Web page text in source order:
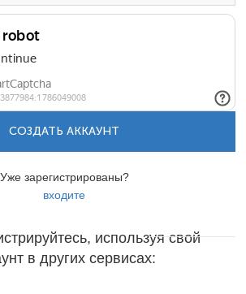
СОЗДАТЬ АККАУНТ
Уже зарегистрированы?
входите
используя свой
в других сервисах: